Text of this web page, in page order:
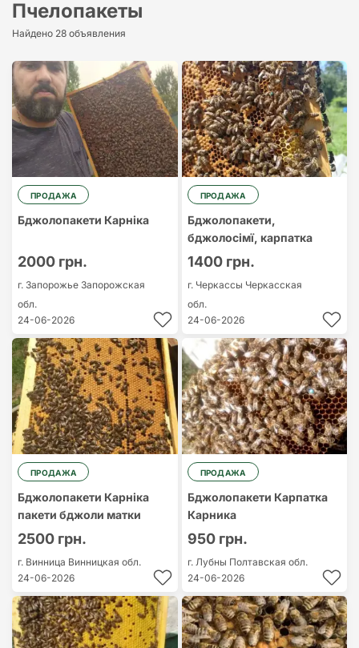
Cамый дорогой
Cамый
дешевый
Пчелопакеты
Найдено 28 объявления
ПРОДАЖА
Бджолопакети Карніка
2000 грн.
г. Запорожье Запорожская
обл.
24-06-2026
ПРОДАЖА
Бджолопакети,
бджолосімї, карпатка
1400 грн.
г. Черкассы Черкасская
обл.
24-06-2026
ПРОДАЖА
Бджолопакети Карніка
пакети бджоли матки
2500 грн.
г. Винница Винницкая обл.
24-06-2026
ПРОДАЖА
Бджолопакети Карпатка
Карника
950 грн.
г. Лубны Полтавская обл.
24-06-2026